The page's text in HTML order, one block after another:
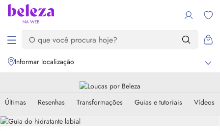
Informar localização
Últimas Resenhas Transformações Guias e tutoriais Vídeos